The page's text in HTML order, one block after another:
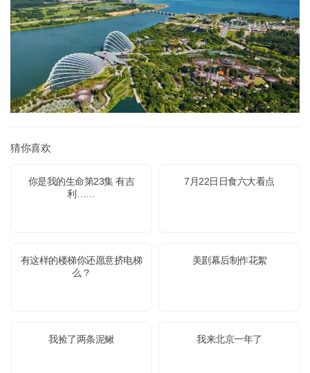
猜你喜欢
你是我的生命第23集 有吉
利……
7月22日日食六大看点
有这样的楼梯你还愿意挤电梯
么？
美剧幕后制作花絮
我捡了两条泥鳅 我来北京一年了